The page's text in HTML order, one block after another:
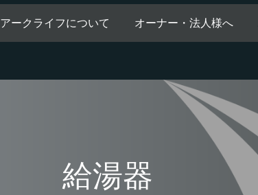
アークライフについて オーナー・法人様へ
給湯器